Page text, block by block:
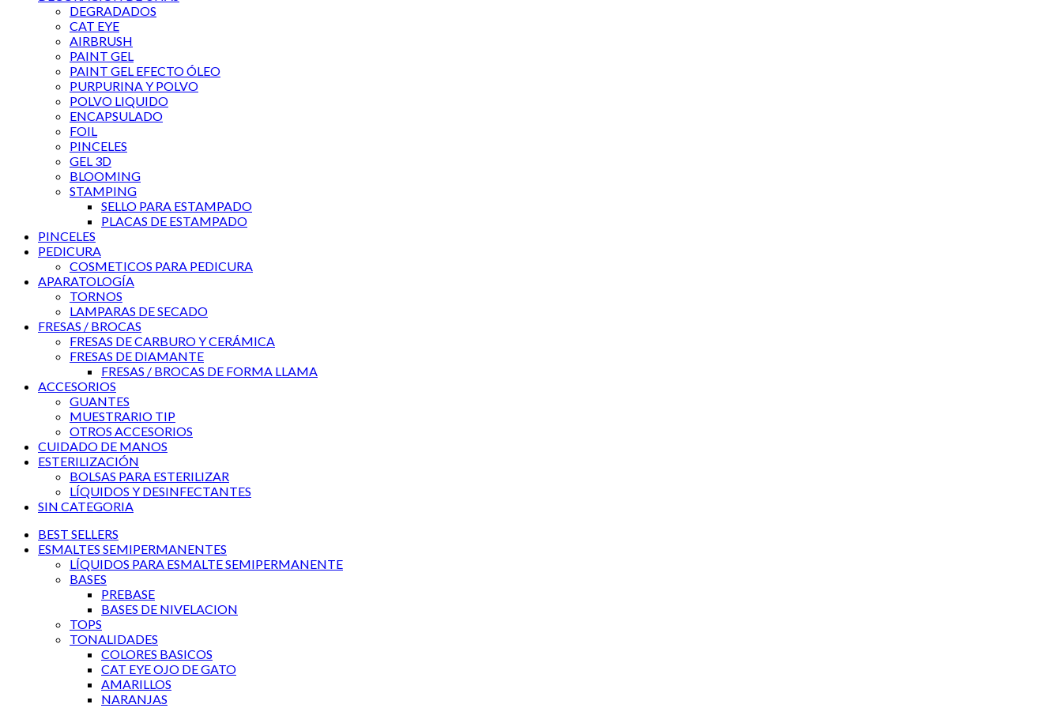
DEGRADADOS
CAT EYE
AIRBRUSH
PAINT GEL
PAINT GEL EFECTO ÓLEO
PURPURINA Y POLVO
POLVO LIQUIDO
ENCAPSULADO
FOIL
PINCELES
GEL 3D
BLOOMING
STAMPING
SELLO PARA ESTAMPADO
PLACAS DE ESTAMPADO
PINCELES
PEDICURA
COSMETICOS PARA PEDICURA
APARATOLOGÍA
TORNOS
LAMPARAS DE SECADO
FRESAS / BROCAS
FRESAS DE CARBURO Y CERÁMICA
FRESAS DE DIAMANTE
FRESAS / BROCAS DE FORMA LLAMA
ACCESORIOS
GUANTES
MUESTRARIO TIP
OTROS ACCESORIOS
CUIDADO DE MANOS
ESTERILIZACIÓN
BOLSAS PARA ESTERILIZAR
LÍQUIDOS Y DESINFECTANTES
SIN CATEGORIA
BEST SELLERS
ESMALTES SEMIPERMANENTES
LÍQUIDOS PARA ESMALTE SEMIPERMANENTE
BASES
PREBASE
BASES DE NIVELACION
TOPS
TONALIDADES
COLORES BASICOS
CAT EYE OJO DE GATO
AMARILLOS
NARANJAS